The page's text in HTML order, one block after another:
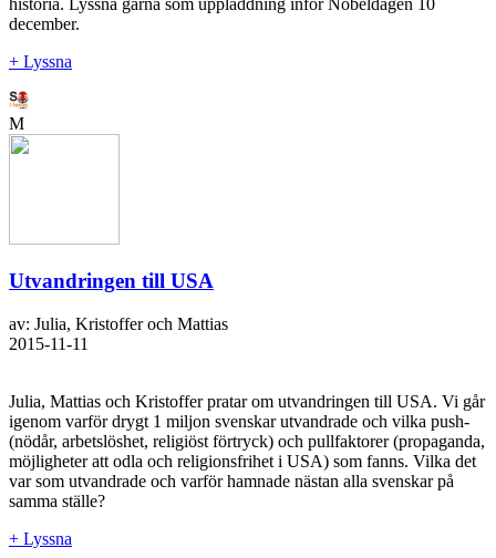
december.
+ Lyssna
M
Utvandringen till USA
av: Julia, Kristoffer och Mattias
2015-11-11
Julia, Mattias och Kristoffer pratar om utvandringen till USA. Vi går
igenom varför drygt 1 miljon svenskar utvandrade och vilka push-
(nödår, arbetslöshet, religiöst förtryck) och pullfaktorer (propaganda,
möjligheter att odla och religionsfrihet i USA) som fanns. Vilka det
var som utvandrade och varför hamnade nästan alla svenskar på
samma ställe?
+ Lyssna